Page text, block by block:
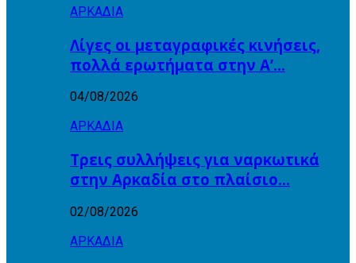
ΑΡΚΑΔΙΑ
Λίγες οι μεταγραφικές κινήσεις,
πολλά ερωτήματα στην Α’…
04/08/2026
ΑΡΚΑΔΙΑ
Τρεις συλλήψεις για ναρκωτικά
στην Αρκαδία στο πλαίσιο…
02/08/2026
ΑΡΚΑΔΙΑ